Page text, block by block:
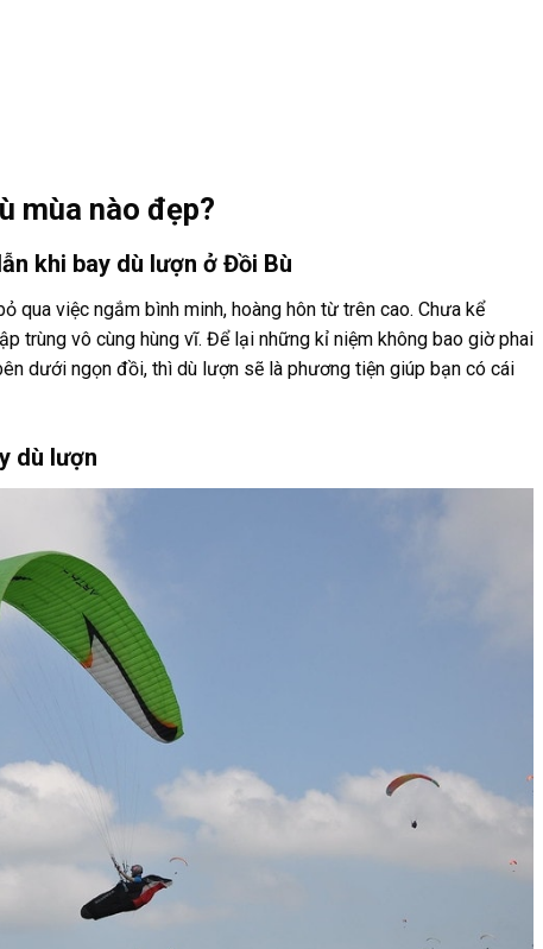
mùa nào đẹp?
khi bay dù lượn ở Đồi Bù
qua việc ngắm bình minh, hoàng hôn từ trên cao. Chưa kể
trùng vô cùng hùng vĩ. Để lại những kỉ niệm không bao giờ phai
dưới ngọn đồi, thì dù lượn sẽ là phương tiện giúp bạn có cái
dù lượn